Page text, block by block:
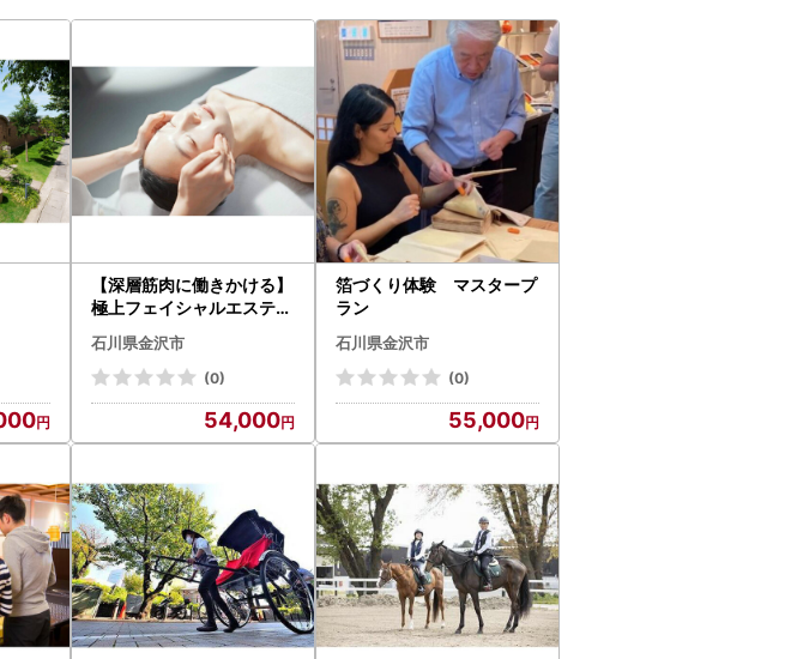
【深層筋肉に働きかける】
極上フェイシャルエステ
選べるパック付（ハリor美
白）（７０分）
石川県金沢市
(0)
54,000
箔づくり体験 マスタープ
ラン
石川県金沢市
(0)
55,000